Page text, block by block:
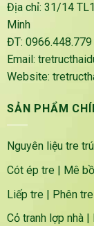
Địa chỉ: 31/14
Minh
ĐT: 0966.448.779
Email:
Website:
SẢN PHẨM
Nguyên liệu tre
Cót ép tre | Mê
Liếp tre | Phên tre
Cỏ tranh lợp nhà